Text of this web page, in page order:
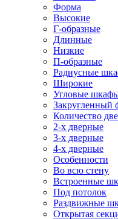
Форма
Высокие
Г-образные
Длинные
Низкие
П-образные
Радиусные
Широкие
Угловые
Закругленный
Количество
2-х дверные
3-х дверные
4-х дверные
Особенности
Во всю стену
Встроенные
Под потолок
Раздвижные
Открытая